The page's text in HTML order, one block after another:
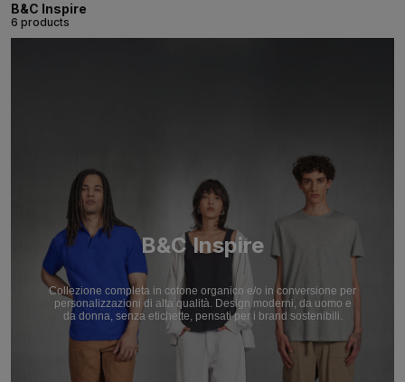
B&C Inspire
6 products
B&C Inspire
Collezione completa in cotone organico e/o in conversione per
personalizzazioni di alta qualità. Design moderni, da uomo e
da donna, senza etichette, pensati per i brand sostenibili.